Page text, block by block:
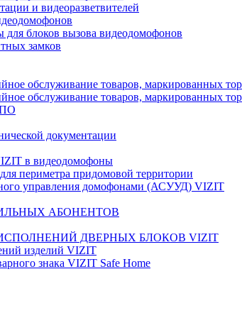
и видеоразветвителей
для блоков вызова видеодомофонов
замков
обслуживание товаров, маркированных
обслуживание товаров, маркированных
ПО
документации
в видеодомофоны
периметра придомовой территории
управления домофонами (АСУУД) VIZIT
АБОНЕНТОВ
ДВЕРНЫХ БЛОКОВ VIZIT
изделий VIZIT
знака VIZIT Safe Home